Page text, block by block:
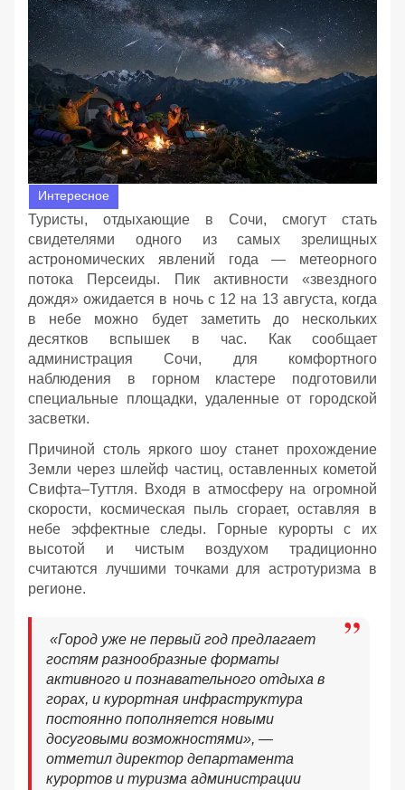
Интересное
Туристы, отдыхающие в Сочи, смогут стать
свидетелями одного из самых зрелищных
астрономических явлений года — метеорного
потока Персеиды. Пик активности «звездного
дождя» ожидается в ночь с 12 на 13 августа, когда
в небе можно будет заметить до нескольких
десятков вспышек в час. Как сообщает
администрация Сочи, для комфортного
наблюдения в горном кластере подготовили
специальные площадки, удаленные от городской
засветки.
Причиной столь яркого шоу станет прохождение
Земли через шлейф частиц, оставленных кометой
Свифта–Туттля. Входя в атмосферу на огромной
скорости, космическая пыль сгорает, оставляя в
небе эффектные следы. Горные курорты с их
высотой и чистым воздухом традиционно
считаются лучшими точками для астротуризма в
регионе.
«Город уже не первый год предлагает
гостям разнообразные форматы
активного и познавательного отдыха в
горах, и курортная инфраструктура
постоянно пополняется новыми
досуговыми возможностями», —
отметил директор департамента
курортов и туризма администрации